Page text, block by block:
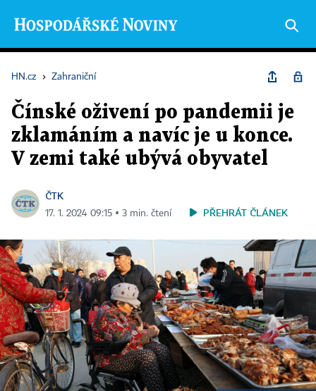
HN.cz › Zahraniční
Čínské oživení po pandemii je
zklamáním a navíc je u konce.
V zemi také ubývá obyvatel
ČTK
17. 1. 2024 09:15 ▪ 3 min. čtení PŘEHRÁT ČLÁNEK